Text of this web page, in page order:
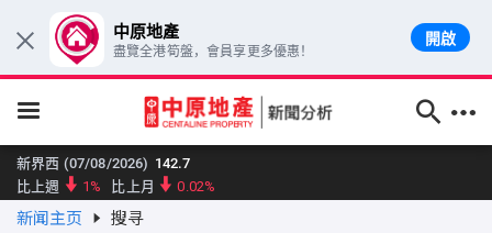
跳至主要內容
新界西 (07/08/2026) 142.7
比上週
1% 比上月
0.02%
大型单位领先指数 (07/08/2026)
新闻主页 搜寻
× 中原地產
盡覽全港筍盤，會員享更多優惠！
開啟